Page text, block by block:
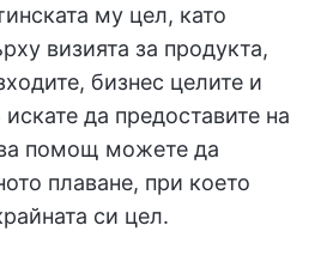
му цел, като
визията за продукта,
бизнес целите и
да предоставите на
помощ можете да
плаване, при което
си цел.